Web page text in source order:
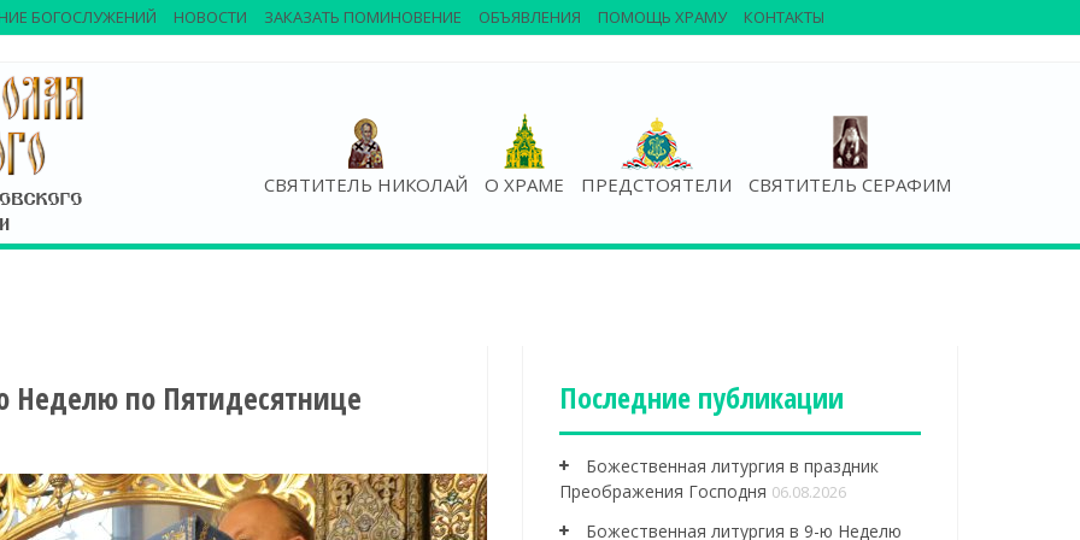
СВЯТИТЕЛЬ НИКОЛАЙ О ХРАМЕ ПРЕДСТОЯТЕЛИ СВЯТИТЕЛЬ СЕРАФИМ
БОГОСЛУЖЕНИЙ НОВОСТИ ЗАКАЗАТЬ ПОМИНОВЕНИЕ ОБЪЯВЛЕНИЯ ПОМОЩЬ ХРАМУ КОНТАКТЫ
Неделю по Пятидесятнице Последние публикации
Божественная литургия в праздник
Преображения Господня 06.08.2026
Божественная литургия в 9-ю Неделю